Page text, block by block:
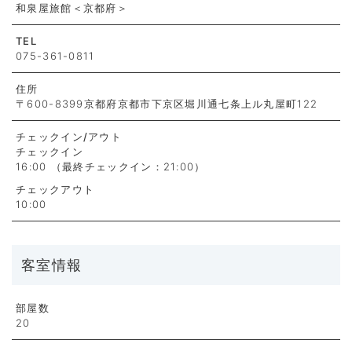
和泉屋旅館＜京都府＞
TEL
075-361-0811
住所
〒600-8399京都府京都市下京区堀川通七条上ル丸屋町122
チェックイン/アウト
チェックイン
16:00 （最終チェックイン：21:00）
チェックアウト
10:00
客室情報
部屋数
20